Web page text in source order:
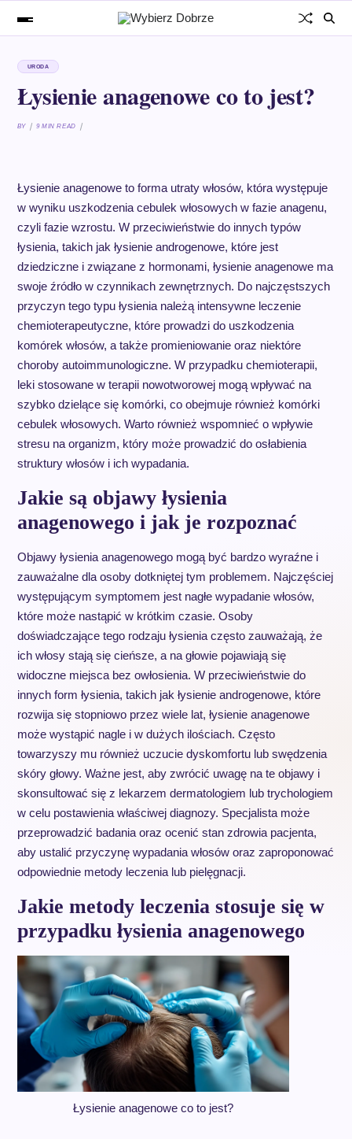
URODA
Łysienie anagenowe co to jest?
BY 9 MIN READ
Łysienie anagenowe to forma utraty włosów, która występuje
w wyniku uszkodzenia cebulek włosowych w fazie anagenu,
czyli fazie wzrostu. W przeciwieństwie do innych typów
łysienia, takich jak łysienie androgenowe, które jest
dziedziczne i związane z hormonami, łysienie anagenowe ma
swoje źródło w czynnikach zewnętrznych. Do najczęstszych
przyczyn tego typu łysienia należą intensywne leczenie
chemioterapeutyczne, które prowadzi do uszkodzenia
komórek włosów, a także promieniowanie oraz niektóre
choroby autoimmunologiczne. W przypadku chemioterapii,
leki stosowane w terapii nowotworowej mogą wpływać na
szybko dzielące się komórki, co obejmuje również komórki
cebulek włosowych. Warto również wspomnieć o wpływie
stresu na organizm, który może prowadzić do osłabienia
struktury włosów i ich wypadania.
Jakie są objawy łysienia
anagenowego i jak je rozpoznać
Objawy łysienia anagenowego mogą być bardzo wyraźne i
zauważalne dla osoby dotkniętej tym problemem. Najczęściej
występującym symptomem jest nagłe wypadanie włosów,
które może nastąpić w krótkim czasie. Osoby
doświadczające tego rodzaju łysienia często zauważają, że
ich włosy stają się cieńsze, a na głowie pojawiają się
widoczne miejsca bez owłosienia. W przeciwieństwie do
innych form łysienia, takich jak łysienie androgenowe, które
rozwija się stopniowo przez wiele lat, łysienie anagenowe
może wystąpić nagle i w dużych ilościach. Często
towarzyszy mu również uczucie dyskomfortu lub swędzenia
skóry głowy. Ważne jest, aby zwrócić uwagę na te objawy i
skonsultować się z lekarzem dermatologiem lub trychologiem
w celu postawienia właściwej diagnozy. Specjalista może
przeprowadzić badania oraz ocenić stan zdrowia pacjenta,
aby ustalić przyczynę wypadania włosów oraz zaproponować
odpowiednie metody leczenia lub pielęgnacji.
Jakie metody leczenia stosuje się w
przypadku łysienia anagenowego
Łysienie anagenowe co to jest?